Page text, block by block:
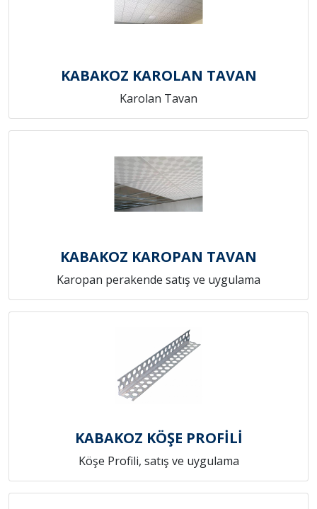
KABAKOZ KAROLAN TAVAN
Karolan Tavan
KABAKOZ KAROPAN TAVAN
Karopan perakende satış ve uygulama
KABAKOZ KÖŞE PROFİLİ
Köşe Profili, satış ve uygulama